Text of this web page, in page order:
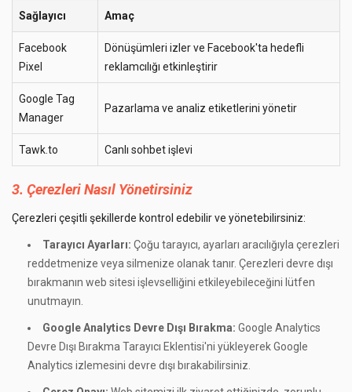
Sağlayıcı Amaç
Facebook
Pixel
Dönüşümleri izler ve Facebook'ta hedefli
reklamcılığı etkinleştirir
Google Tag
Manager
Pazarlama ve analiz etiketlerini yönetir
Tawk.to Canlı sohbet işlevi
3. Çerezleri Nasıl Yönetirsiniz
Çerezleri çeşitli şekillerde kontrol edebilir ve yönetebilirsiniz:
Tarayıcı Ayarları: Çoğu tarayıcı, ayarları aracılığıyla çerezleri
reddetmenize veya silmenize olanak tanır. Çerezleri devre dışı
bırakmanın web sitesi işlevselliğini etkileyebileceğini lütfen
unutmayın.
Google Analytics Devre Dışı Bırakma: Google Analytics
Devre Dışı Bırakma Tarayıcı Eklentisi'ni yükleyerek Google
Analytics izlemesini devre dışı bırakabilirsiniz.